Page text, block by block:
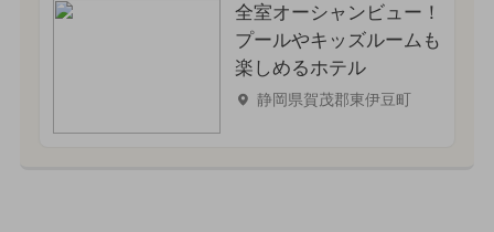
全室オーシャンビュー！
プールやキッズルームも
楽しめるホテル
静岡県賀茂郡東伊豆町